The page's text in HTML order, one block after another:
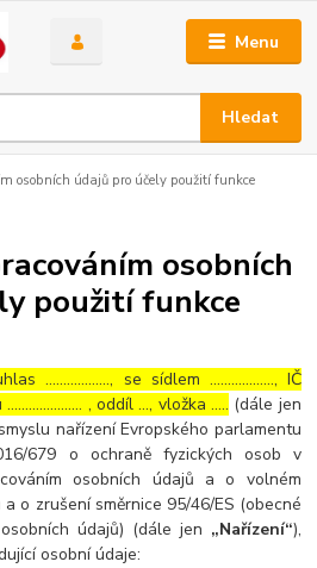
Menu
Hledat
osobních údajů pro účely použití funkce
osobních
použití funkce
……………..., se sídlem ………………, IČ
, oddíl …, vložka ….. (dále jen
nařízení Evropského parlamentu
679 o ochraně fyzických osob v
osobních údajů a o volném
o zrušení směrnice 95/46/ES (obecné
údajů) (dále jen „Nařízení“),
osobní údaje: